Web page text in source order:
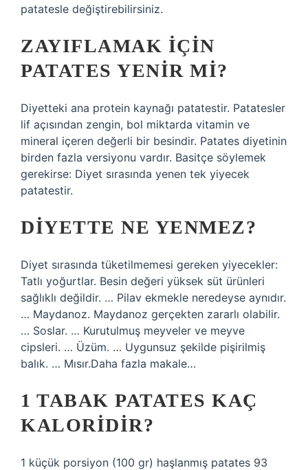
patatesle değiştirebilirsiniz.
ZAYIFLAMAK IÇIN
PATATES YENIR MI?
Diyetteki ana protein kaynağı patatestir. Patatesler
lif açısından zengin, bol miktarda vitamin ve
mineral içeren değerli bir besindir. Patates diyetinin
birden fazla versiyonu vardır. Basitçe söylemek
gerekirse: Diyet sırasında yenen tek yiyecek
patatestir.
DIYETTE NE YENMEZ?
Diyet sırasında tüketilmemesi gereken yiyecekler:
Tatlı yoğurtlar. Besin değeri yüksek süt ürünleri
sağlıklı değildir. … Pilav ekmekle neredeyse aynıdır.
… Maydanoz. Maydanoz gerçekten zararlı olabilir.
… Soslar. … Kurutulmuş meyveler ve meyve
cipsleri. … Üzüm. … Uygunsuz şekilde pişirilmiş
balık. … Mısır.Daha fazla makale…
1 TABAK PATATES KAÇ
KALORIDIR?
1 küçük porsiyon (100 gr) haşlanmış patates 93